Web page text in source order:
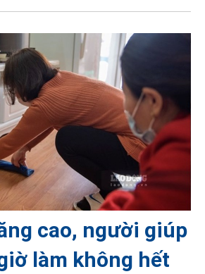
cao, người giúp
làm không hết